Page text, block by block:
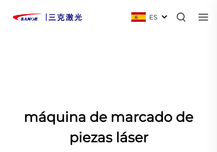
ES
máquina de marcado de
piezas láser